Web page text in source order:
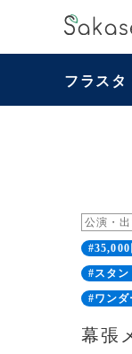
フラスタ
公演・
#スタ
#ワン
幕張